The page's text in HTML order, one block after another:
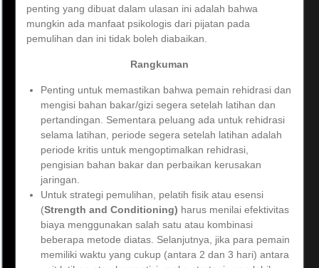
penting yang dibuat dalam ulasan ini adalah bahwa
mungkin ada manfaat psikologis dari pijatan pada
pemulihan dan ini tidak boleh diabaikan.
Rangkuman
Penting untuk memastikan bahwa pemain rehidrasi dan
mengisi bahan bakar/gizi segera setelah latihan dan
pertandingan. Sementara peluang ada untuk rehidrasi
selama latihan, periode segera setelah latihan adalah
periode kritis untuk mengoptimalkan rehidrasi,
pengisian bahan bakar dan perbaikan kerusakan
jaringan.
Untuk strategi pemulihan, pelatih fisik atau esensi
(Strength and Conditioning) harus menilai efektivitas
biaya menggunakan salah satu atau kombinasi
beberapa metode diatas. Selanjutnya, jika para pemain
memiliki waktu yang cukup (antara 2 dan 3 hari) antara